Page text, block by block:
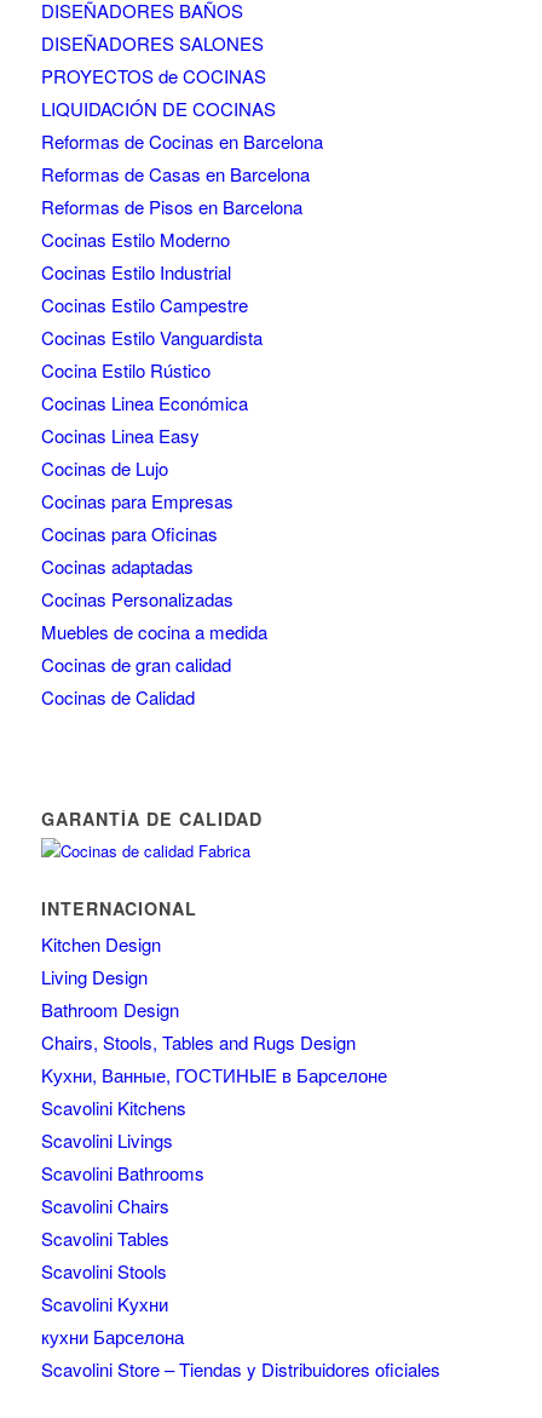
DISEÑADORES BAÑOS
DISEÑADORES SALONES
PROYECTOS de COCINAS
LIQUIDACIÓN DE COCINAS
Reformas de Cocinas en Barcelona
Reformas de Casas en Barcelona
Reformas de Pisos en Barcelona
Cocinas Estilo Moderno
Cocinas Estilo Industrial
Cocinas Estilo Campestre
Cocinas Estilo Vanguardista
Cocina Estilo Rústico
Cocinas Linea Económica
Cocinas Linea Easy
Cocinas de Lujo
Cocinas para Empresas
Cocinas para Oficinas
Cocinas adaptadas
Cocinas Personalizadas
Muebles de cocina a medida
Cocinas de gran calidad
Cocinas de Calidad
GARANTÍA DE CALIDAD
INTERNACIONAL
Kitchen Design
Living Design
Bathroom Design
Chairs, Stools, Tables and Rugs Design
Kухни, Ванные, ГОСТИНЫЕ в Барселоне
Scavolini Kitchens
Scavolini Livings
Scavolini Bathrooms
Scavolini Chairs
Scavolini Tables
Scavolini Stools
Scavolini Kухни
кухни Барселона
Scavolini Store – Tiendas y Distribuidores oficiales